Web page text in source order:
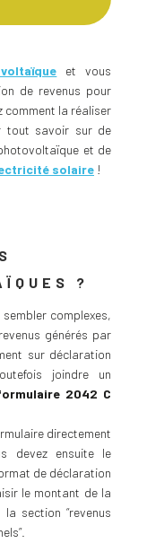
et vous
de revenus pour
comment la réaliser
tout savoir sur de
et de
solaire !
?
complexes,
générés par
sur déclaration
joindre un
2042 C
directement
devez ensuite le
de déclaration
le montant de la
section “revenus